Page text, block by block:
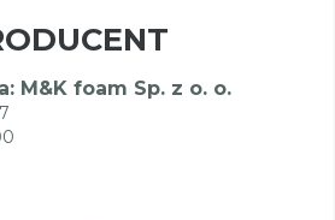
M&K foam Sp. z o. o.